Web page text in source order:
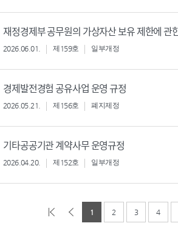
재정경제부 공무원의 가상자산 보유 제한에 관
2026.06.01. 제159호 일부개정
경제발전경험 공유사업 운영 규정
2026.05.21. 제156호 폐지제정
기타공공기관 계약사무 운영규정
2026.04.20. 제152호 일부개정
1 2 3 4